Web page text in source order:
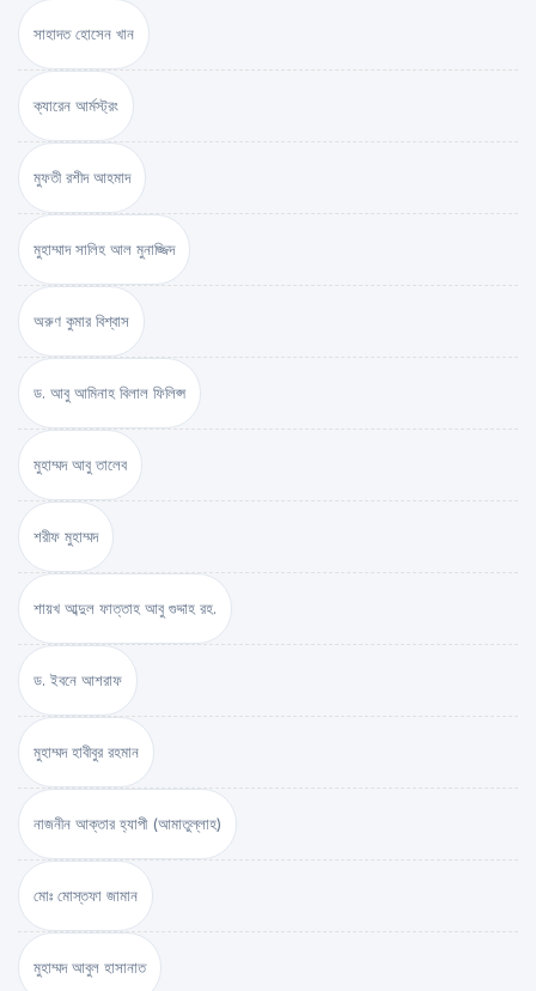
সাহাদত হোসেন খান
ক্যারেন আর্মস্ট্রং
মুফতী রশীদ আহমাদ
মুহাম্মাদ সালিহ আল মুনাজ্জিদ
অরুণ কুমার বিশ্বাস
ড. আবু আমিনাহ বিলাল ফিলিপ্স
মুহাম্মদ আবু তালেব
শরীফ মুহাম্মদ
শায়খ আব্দুল ফাত্তাহ আবু গুদ্দাহ রহ.
ড. ইবনে আশরাফ
মুহাম্মদ হাবীবুর রহমান
নাজনীন আক্তার হ্যাপী (আমাতুল্লাহ)
মোঃ মোস্তফা জামান
মুহাম্মদ আবুল হাসানাত